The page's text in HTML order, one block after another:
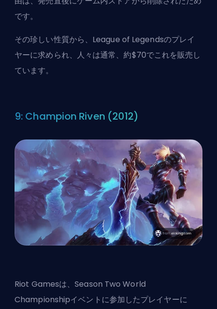
です。
その珍しい性質から、League of Legendsのプレイ
ヤーに求められ、人々は通常、約$70でこれを販売し
ています。
9: Champion Riven (2012)
Riot Gamesは、Season Two World
Championshipイベントに参加したプレイヤーに